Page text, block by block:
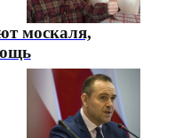
москаля,